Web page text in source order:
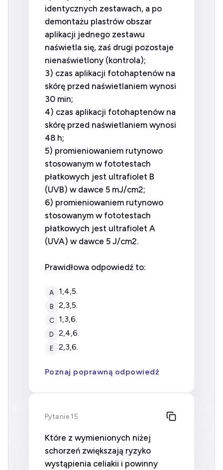
identycznych zestawach, a po
demontażu plastrów obszar
aplikacji jednego zestawu
naświetla się, zaś drugi pozostaje
nienaświetlony (kontrola);
3) czas aplikacji fotohaptenów na
skórę przed naświetlaniem wynosi
30 min;
4) czas aplikacji fotohaptenów na
skórę przed naświetlaniem wynosi
48 h;
5) promieniowaniem rutynowo
stosowanym w fototestach
płatkowych jest ultrafiolet B
(UVB) w dawce 5 mJ/cm2;
6) promieniowaniem rutynowo
stosowanym w fototestach
płatkowych jest ultrafiolet A
(UVA) w dawce 5 J/cm2.
Prawidłowa odpowiedź to:
A 1,4,5.
B 2,3,5.
C 1,3,6.
D 2,4,6.
E 2,3,6.
Poznaj poprawną odpowiedź
Pytanie 15
Które z wymienionych niżej
schorzeń zwiększają ryzyko
wystąpienia celiakii i powinny